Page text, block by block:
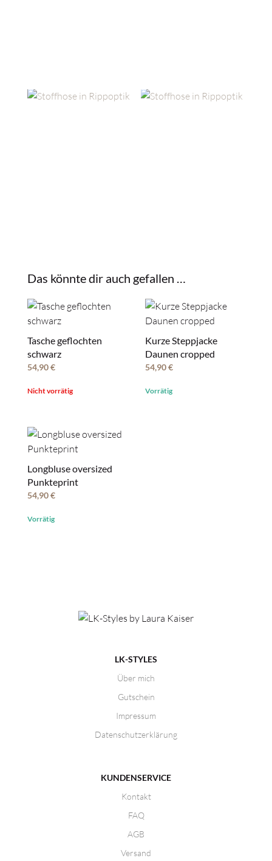
Das könnte dir auch gefallen …
Tasche geflochten
schwarz
54,90€
Nicht vorrätig
Kurze Steppjacke
Daunen cropped
54,90€
Vorrätig
Longbluse oversized
Punkteprint
54,90€
Vorrätig
LK-STYLES
Über mich
Gutschein
Impressum
Datenschutzerklärung
KUNDENSERVICE
Kontakt
FAQ
AGB
Versand